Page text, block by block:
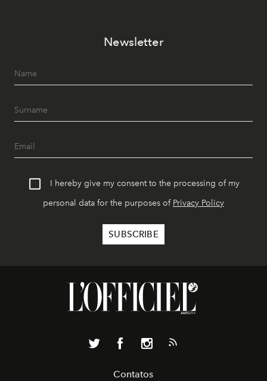
Newsletter
I hereby give my consent to the processing of my
personal data for the purposes of Privacy Policy
Contatos